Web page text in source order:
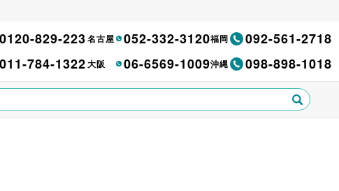
0120-829-223名古屋 052-332-3120福岡 092-561-2718
011-784-1322大阪 06-6569-1009沖縄 098-898-1018